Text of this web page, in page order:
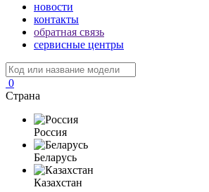
новости
контакты
обратная связь
сервисные центры
0
Страна
Россия
Беларусь
Казахстан